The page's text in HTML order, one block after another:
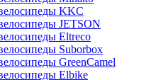
KKC
JETSON
Eltreco
Suborbox
GreenCamel
Elbike